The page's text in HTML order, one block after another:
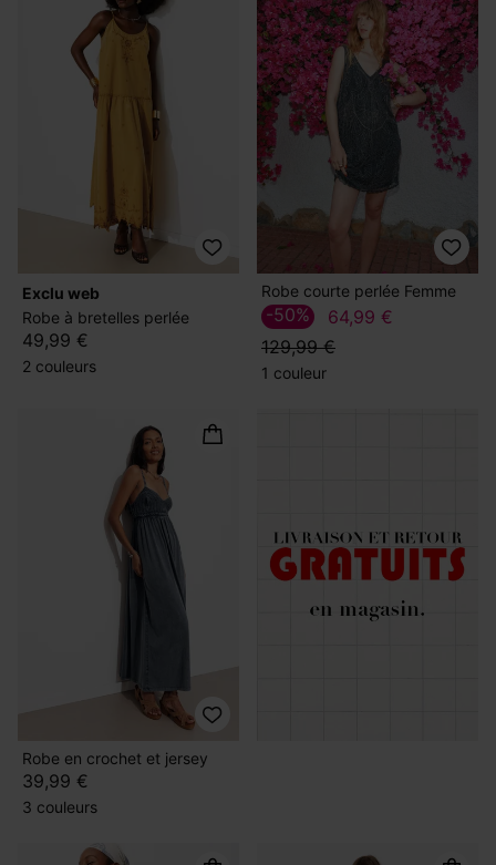
exclu web
Robe à bretelles perlée
49,99 €
2 couleurs
Robe courte perlée Femme
64,99 €
129,99 €
-50%
1 couleur
Robe en crochet et jersey
39,99 €
3 couleurs